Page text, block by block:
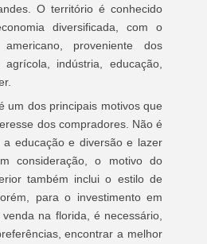
O território é conhecido
diversificada, com o
proveniente dos
indústria, educação,
um dos principais motivos que
dos compradores. Não é
educação e diversão e lazer
consideração, o motivo do
também inclui o estilo de
para o investimento em
na florida, é necessário,
encontrar a melhor